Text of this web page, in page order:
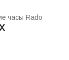
часы Rado